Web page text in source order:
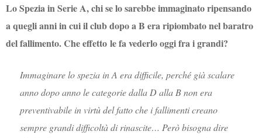
Lo Spezia in Serie A, chi se lo sarebbe immaginato ripensando
a quegli anni in cui il club dopo a B era ripiombato nel baratro
del fallimento. Che effetto le fa vederlo oggi fra i grandi?
Immaginare lo spezia in A era difficile, perché già scalare
anno dopo anno le categorie dalla D alla B non era
preventivabile in virtù del fatto che i fallimenti creano
sempre grandi difficoltà di rinascite… Però bisogna dire